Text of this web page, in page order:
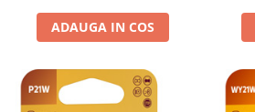
ADAUGA IN COS